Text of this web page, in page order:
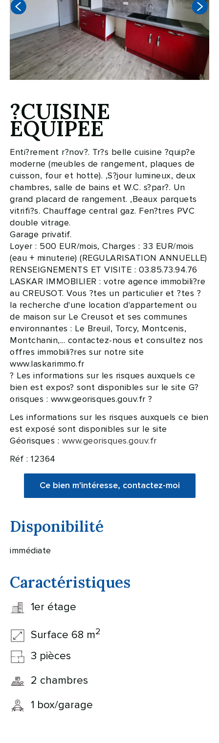
?CUISINE
EQUIPEE
Enti?rement r?nov?. Tr?s belle cuisine ?quip?e
moderne (meubles de rangement, plaques de
cuisson, four et hotte). ,S?jour lumineux, deux
chambres, salle de bains et W.C. s?par?. Un
grand placard de rangement. ,Beaux parquets
vitrifi?s. Chauffage central gaz. Fen?tres PVC
double vitrage.
Garage privatif.
Loyer : 500 EUR/mois, Charges : 33 EUR/mois
(eau + minuterie) (REGULARISATION ANNUELLE)
RENSEIGNEMENTS ET VISITE : 03.85.73.94.76
LASKAR IMMOBILIER : votre agence immobili?re
au CREUSOT. Vous ?tes un particulier et ?tes ?
la recherche d'une location d'appartement ou
de maison sur Le Creusot et ses communes
environnantes : Le Breuil, Torcy, Montcenis,
Montchanin,... contactez-nous et consultez nos
offres immobili?res sur notre site
www.laskarimmo.fr
? Les informations sur les risques auxquels ce
bien est expos? sont disponibles sur le site G?
orisques : www.georisques.gouv.fr ?
Les informations sur les risques auxquels ce bien
est exposé sont disponibles sur le site
Géorisques : www.georisques.gouv.fr
Réf : 12364
Ce bien m'intéresse, contactez-moi
Disponibilité
immédiate
Caractéristiques
1er étage
Surface 68 m2
3 pièces
2 chambres
1 box/garage